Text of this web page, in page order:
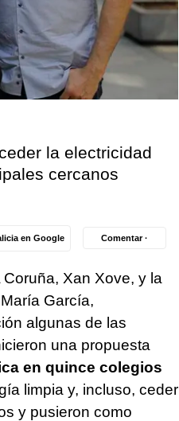
la electricidad
cercanos
en Google Comentar ·
Xan Xove, y la
García,
algunas de las
una propuesta
en quince colegios
limpia y, incluso, ceder
y pusieron como